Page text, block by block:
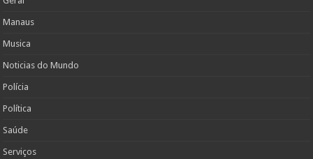
Manaus
Musica
Noticias do Mundo
Polícia
Política
Saúde
Serviços